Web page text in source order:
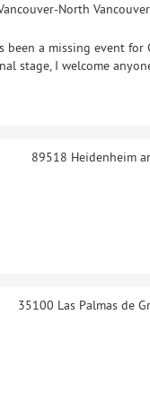
a missing event for
stage, I welcome
North
89518 Heidenheim
35100 Las Palmas de